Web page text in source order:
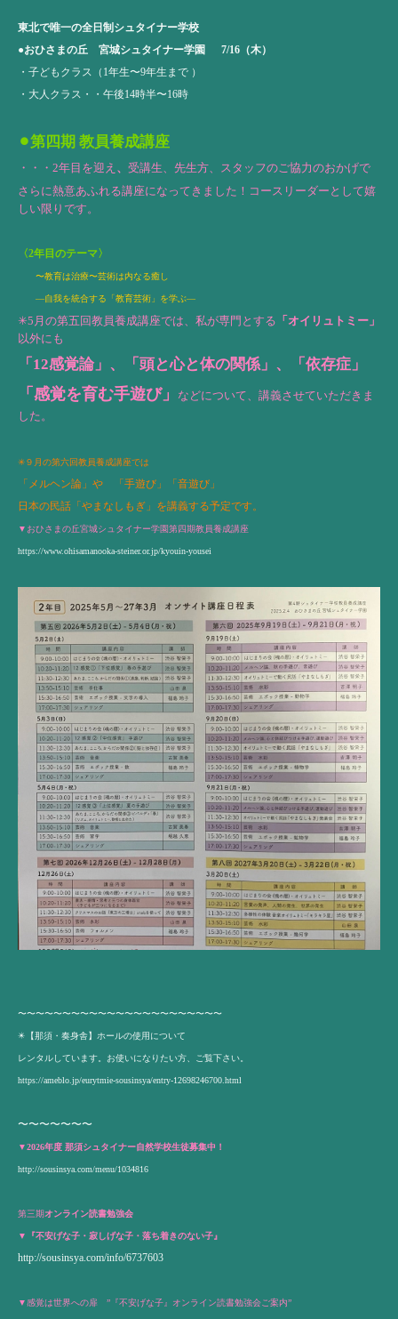
東北で唯一の全日制シュタイナー学校
●おひさまの丘 宮城シュタイナー学園 7/16 （木）
・子どもクラス（1年生〜9年生まで ）
・大人クラス・・午後14時半〜16時
⚫︎第四期 教員養成講座
・・・2年目を迎え 、 受講生、先生方、スタッフのご協力のおかげで
さらに熱意あふれる講座になってきました！コースリーダーとして嬉
しい限りです。
〈2年目のテーマ〉
〜教育は治療〜芸術は内なる癒し
​―自我を統合する「教育芸術」を学ぶ―​​​
✳︎5月の第五回教員養成講座では、私が専門とする 「オイリュトミー」
以外にも
「12感覚論」、 「頭と心と体の関係」、「依存症」
「感覚を育む手遊び」
などについて、講義させていただきま
した。
✳︎９月の第六回教員養成講座では
「メルヘン論」や 「手遊び」「音遊び」
日本の民話「やまなしもぎ」を講義する予定です。
▼おひさまの丘宮城シュタイナー学園第四期教員養成講座
https://www.ohisamanooka-steiner.or.jp/kyouin-yousei
〜〜〜〜〜〜〜〜〜〜〜〜〜〜〜〜〜〜〜〜〜〜〜
✴️【那須・奏身舎】ホールの使用について
レンタルしています。お使いになりたい方、ご覧下さい。
https://ameblo.jp/eurytmie-sousinsya/entry-12698246700.html
〜〜〜〜〜〜〜
▼2026年度 那須シュタイナー自然学校生徒募集中！
http://sousinsya.com/menu/1034816
第三期オンライン読書勉強会
▼『不安げな子・寂しげな子・落ち着きのない子』
http://sousinsya.com/info/6737603
▼感覚は世界への扉 ”『不安げな子』オンライン読書勉強会ご案内”